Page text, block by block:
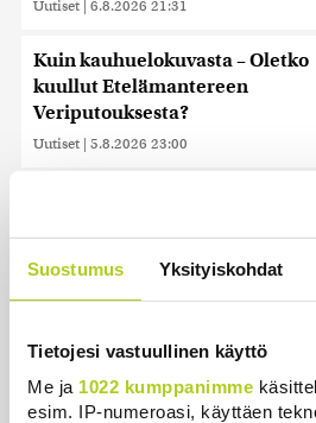
Suostumus Yksityiskohdat
Tietojesi vastuullinen käyttö
Me ja 1022 kumppanimme
esim. IP-numeroasi, käyttäen
Uutiset | 6.8.2026 21:31
Kuin kauhuelokuvasta – Oletko
kuullut Etelämantereen
Veriputouksesta?
Uutiset | 5.8.2026 23:00
Uutiset | 5.8.2026 22:07
vaikeaa, sanoo Iranin presidentti
Uutiset | 6.8.2026 0:58